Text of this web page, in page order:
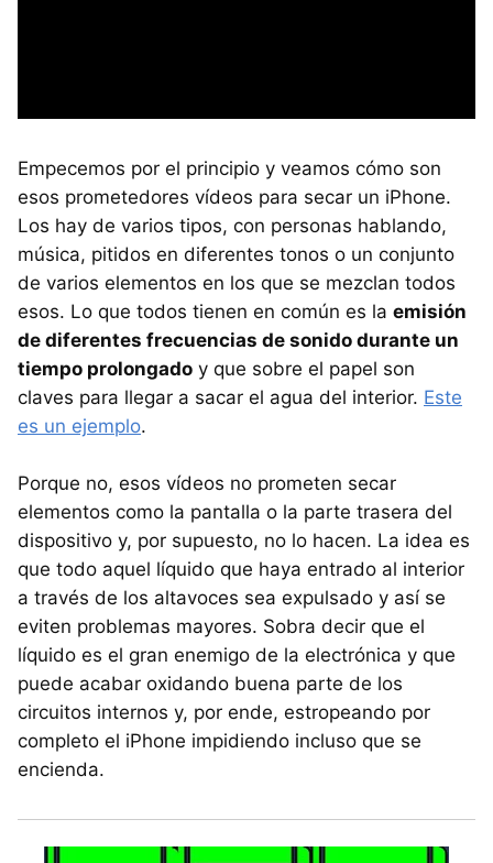
Empecemos por el principio y veamos cómo son
esos prometedores vídeos para secar un iPhone.
Los hay de varios tipos, con personas hablando,
música, pitidos en diferentes tonos o un conjunto
de varios elementos en los que se mezclan todos
esos. Lo que todos tienen en común es la emisión
de diferentes frecuencias de sonido durante un
tiempo prolongado y que sobre el papel son
claves para llegar a sacar el agua del interior. Este
es un ejemplo.
Porque no, esos vídeos no prometen secar
elementos como la pantalla o la parte trasera del
dispositivo y, por supuesto, no lo hacen. La idea es
que todo aquel líquido que haya entrado al interior
a través de los altavoces sea expulsado y así se
eviten problemas mayores. Sobra decir que el
líquido es el gran enemigo de la electrónica y que
puede acabar oxidando buena parte de los
circuitos internos y, por ende, estropeando por
completo el iPhone impidiendo incluso que se
encienda.